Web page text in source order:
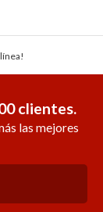
clientes.
las mejores